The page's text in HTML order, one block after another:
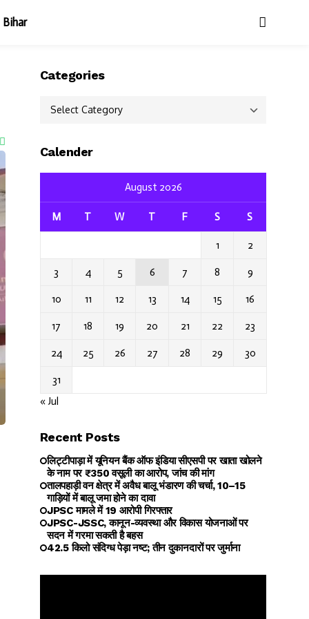
Bihar
Categories
Categories
Calender
August 2026
M T W T F S S
1 2
3 4 5 6 7 8 9
10 11 12 13 14 15 16
17 18 19 20 21 22 23
24 25 26 27 28 29 30
31
« Jul
Recent Posts
लिट्टीपाड़ा में यूनियन बैंक ऑफ इंडिया सीएसपी पर खाता खोलने
के नाम पर ₹350 वसूली का आरोप, जांच की मांग
तालपहाड़ी वन क्षेत्र में अवैध बालू भंडारण की चर्चा, 10–15
गाड़ियों में बालू जमा होने का दावा
JPSC मामले में 19 आरोपी गिरफ्तार
JPSC-JSSC, कानून-व्यवस्था और विकास योजनाओं पर
सदन में गरमा सकती है बहस
42.5 किलो संदिग्ध पेड़ा नष्ट; तीन दुकानदारों पर जुर्माना